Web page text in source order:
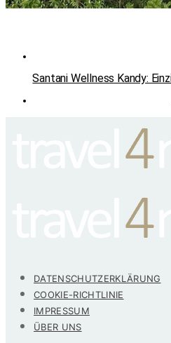
Santani Wellness Kandy:
DATENSCHUTZERKLÄRUNG
COOKIE-RICHTLINIE
IMPRESSUM
ÜBER UNS